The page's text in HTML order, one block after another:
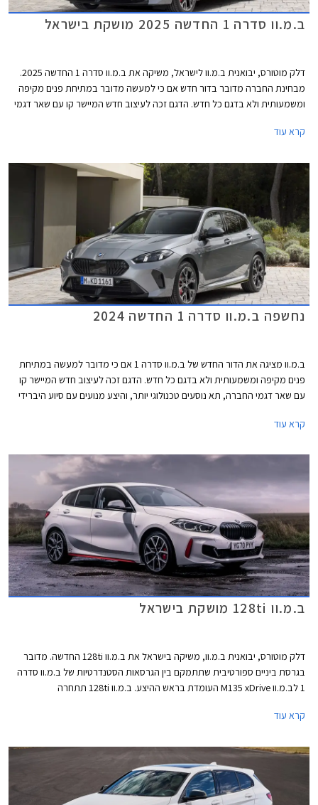
ב.מ.וו סדרה 1 החדשה 2025 מושקת בישראל
דלק מוטורס, יבואנית ב.מ.וו לישראל, משיקה את ב.מ.וו סדרה 1 החדשה 2025.
מבחינת החברה מדובר בדור חדש אם כי למעשה מדובר במתיחת פנים מקיפה
ומשמעותית ולא בדגם כל חדש. הדגם זכה לעיצוב חדש המיישר קו עם שאר דגמי
ישווק הדגם בגרסאות 120 ו- M135, כשבהמשך תגיע גרסת הכניסה 116.
קרא עוד
נחשפה ב.מ.וו סדרה 1 החדשה 2024
ב.מ.וו מציגה את הדור החדש של ב.מ.וו סדרה 1 אם כי מדובר למעשה במתיחת
פנים מקיפה ומשמעותית ולא בדגם כל חדש. הדגם זכה לעיצוב חדש המיישר קו
עם שאר דגמי החברה, תא נוסעים טכנולוגי יותר, והיצע מנועים עם סיוע היברידי
כעת בלעדית לדגמים החשמליים של החברה.
קרא עוד
ב.מ.וו 128ti מושקת בישראל
דלק מוטורס, יבואנית ב.מ.וו, משיקה בישראל את ב.מ.וו 128ti החדשה. מדובר
בגרסת ביניים ספורטיבית שתתמקם בין הגרסאות הסטנדרטיות של ב.מ.וו סדרה
1 לב.מ.וו M135 xDrive העומדת בראש ההיצע. ב.מ.וו 128ti תתחרה
קרא עוד